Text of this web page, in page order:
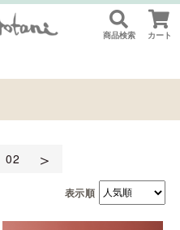
商品検索 カート
02 ＞
表示順